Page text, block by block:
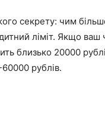
секрету: чим
ліміт. Якщо ваш
близько 20000
рублів.